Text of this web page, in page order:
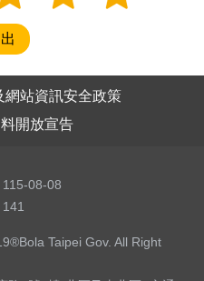
網站資訊安全政策
開放宣告
115-08-08
141
Taipei Gov. All Right